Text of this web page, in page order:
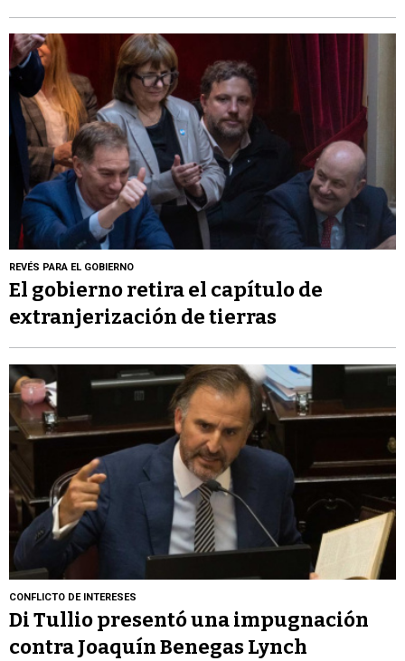
REVÉS PARA EL GOBIERNO
El gobierno retira el capítulo de
extranjerización de tierras
CONFLICTO DE INTERESES
Di Tullio presentó una impugnación
contra Joaquín Benegas Lynch